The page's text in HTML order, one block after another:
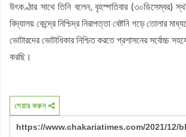
উৎকণ্ঠার সাথে তিনি বলেন, বৃহস্পতিবার (৩০ডিসেম্বর)
বিদ্যালয় কেন্দ্রে নিশ্চিদ্র নিরাপত্তা বেষ্টনি গড়ে তোলার
ভোটারদের ভোটাধিকার নিশ্চিত করতে প্রশাসনের সর্বোচ্চ
করছি।
শেয়ার করুন